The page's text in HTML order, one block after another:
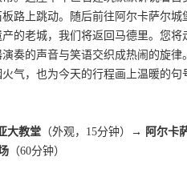
路上跳动。随后前往阿尔卡萨尔
的老城，我们将返回马德里。您
奏的声音与笑语交织成热闹的旋
气，也为今天的行程画上温暖的句
大教堂 （外观，15分钟）→ 阿尔卡
（60分钟）